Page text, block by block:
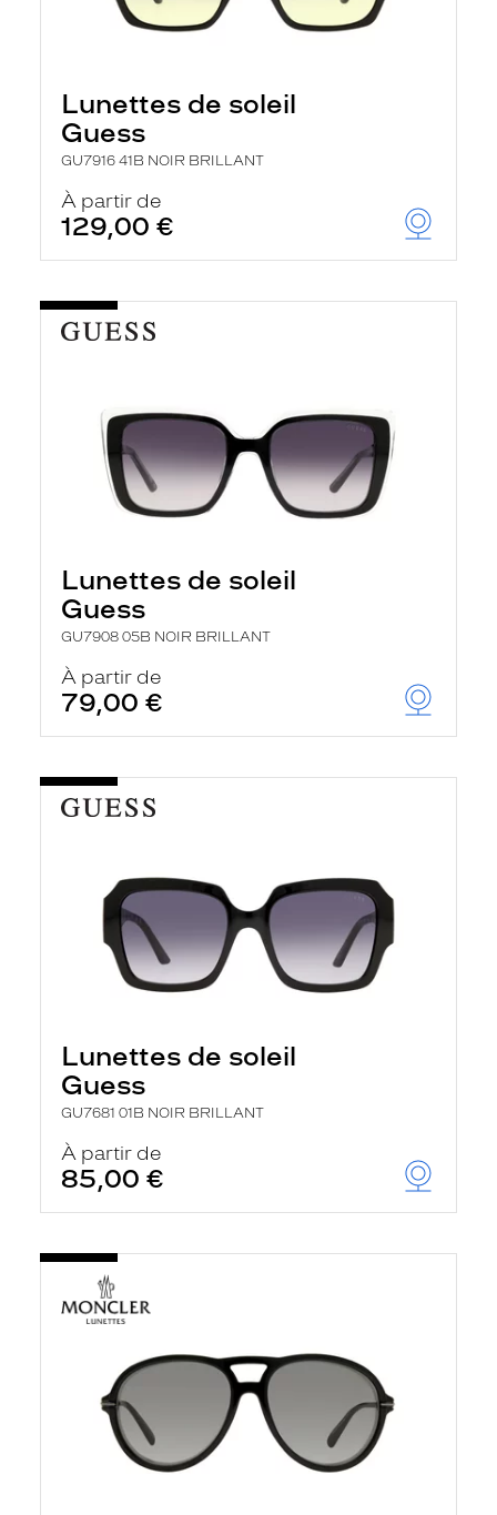
Lunettes de soleil
Guess
GU7916 41B NOIR BRILLANT
À partir de
129,00 €
Lunettes de soleil
Guess
GU7908 05B NOIR BRILLANT
À partir de
79,00 €
Lunettes de soleil
Guess
GU7681 01B NOIR BRILLANT
À partir de
85,00 €